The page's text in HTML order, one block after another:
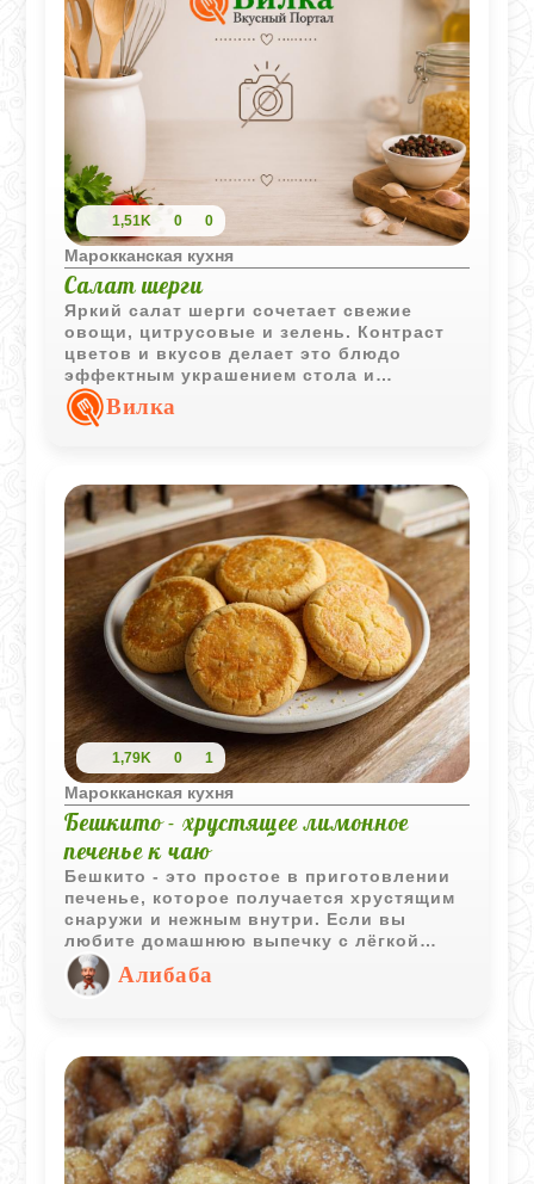
1,51K 0 0
Марокканская кухня
Салат шерги
Яркий салат шерги сочетает свежие
овощи, цитрусовые и зелень. Контраст
цветов и вкусов делает это блюдо
эффектным украшением стола и
отличным дополнением к мясным и
рыбным блюдам.
Вилка
1,79K 0 1
Марокканская кухня
Бешкито - хрустящее лимонное
печенье к чаю
Бешкито - это простое в приготовлении
печенье, которое получается хрустящим
снаружи и нежным внутри. Если вы
любите домашнюю выпечку с лёгкой
цитрусовой ноткой и золотистой
корочкой, то этот рецепт точно для вас.
Алибаба